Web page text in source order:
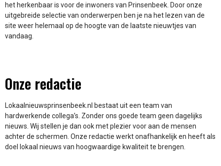
het herkenbaar is voor de inwoners van Prinsenbeek. Door onze
uitgebreide selectie van onderwerpen ben je na het lezen van de
site weer helemaal op de hoogte van de laatste nieuwtjes van
vandaag.
Onze redactie
Lokaalnieuwsprinsenbeek.nl bestaat uit een team van
hardwerkende collega’s. Zonder ons goede team geen dagelijks
nieuws. Wij stellen je dan ook met plezier voor aan de mensen
achter de schermen. Onze redactie werkt onafhankelijk en heeft als
doel lokaal nieuws van hoogwaardige kwaliteit te brengen.